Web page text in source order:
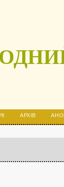
АРХІВ